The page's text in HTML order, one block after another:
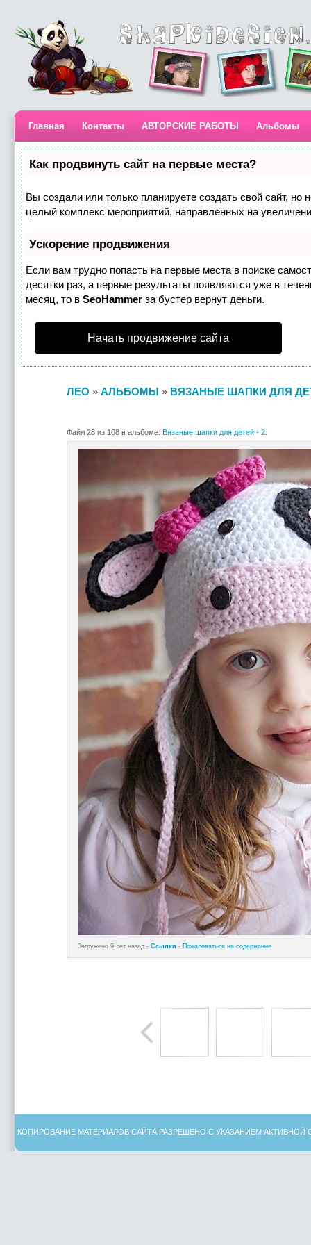
Главная Контакты АВТОРСКИЕ РАБОТЫ Альбомы
Как продвинуть сайт на первые места?
Вы создали или только планируете создать свой сайт, но
целый комплекс мероприятий, направленных на
Ускорение продвижения
Если вам трудно попасть на первые места в поиске
десятки раз, а первые результаты появляются уже в
месяц, то в SeoHammer за бустер вернут деньги.
Начать продвижение сайта
ЛЕО » АЛЬБОМЫ » ВЯЗАНЫЕ ШАПКИ ДЛЯ
Файл 28 из 108 в альбоме: Вязаные шапки для детей - 2.
Загружено 9 лет назад - Ссылки - Пожаловаться на содержание
КОПИРОВАНИЕ МАТЕРИАЛОВ САЙТА РАЗРЕШЕНО С УКАЗАНИЕМ АКТИВНОЙ